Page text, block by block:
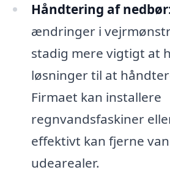
Håndtering af
ændringer i
stadig mere vigtigt at
løsninger til at
Firmaet kan installere
regnvandsfaskiner
effektivt kan fjerne
udearealer.